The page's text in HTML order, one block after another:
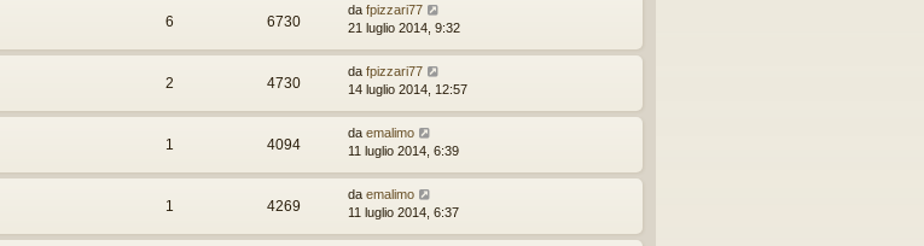
6 6730
da fpizzari77
21 luglio 2014, 9:32
2 4730
da fpizzari77
14 luglio 2014, 12:57
1 4094
da emalimo
11 luglio 2014, 6:39
1 4269
da emalimo
11 luglio 2014, 6:37